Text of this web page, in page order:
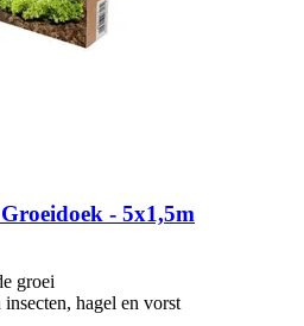
-​ 5x1,5m
groei
hagel en vorst